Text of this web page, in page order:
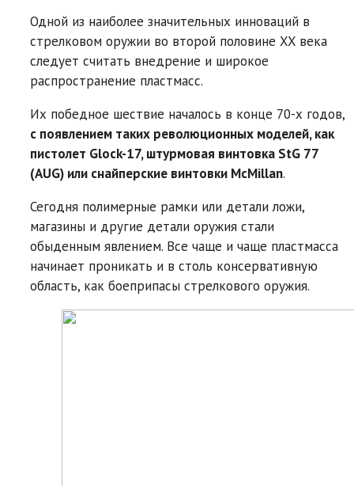
Одной из наиболее значительных инноваций в
стрелковом оружии во второй половине XX века
следует считать внедрение и широкое
распространение пластмасс.
Их победное шествие началось в конце 70-х годов,
с появлением таких революционных моделей, как
пистолет Glock-17, штурмовая винтовка StG 77
(AUG) или снайперские винтовки McMillan.
Сегодня полимерные рамки или детали ложи,
магазины и другие детали оружия стали
обыденным явлением. Все чаще и чаще пластмасса
начинает проникать и в столь консервативную
область, как боеприпасы стрелкового оружия.